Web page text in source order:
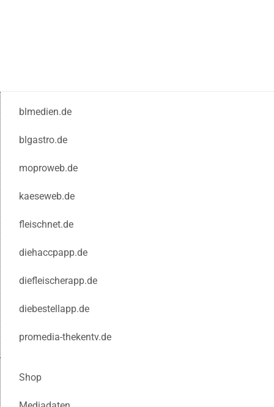
blmedien.de
blgastro.de
moproweb.de
kaeseweb.de
fleischnet.de
diehaccpapp.de
diefleischerapp.de
diebestellapp.de
promedia-thekentv.de
Shop